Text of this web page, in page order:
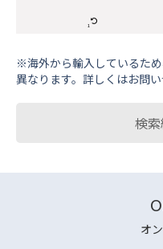
※海外から輸⼊しているた
異なります。詳しくはお問い
検
オ